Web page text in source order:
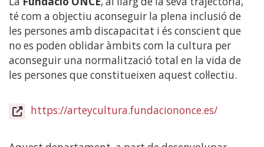
té com a objectiu aconseguir la plena inclusió de
les persones amb discapacitat i és conscient que
no es poden oblidar àmbits com la cultura per
aconseguir una normalització total en la vida de
les persones que constitueixen aquest col·lectiu.
https://arteycultura.fundaciononce.es/(Obre